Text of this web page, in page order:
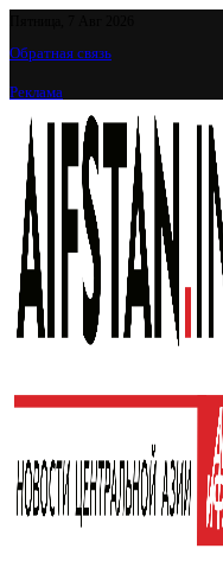
Обратная связь
Реклама